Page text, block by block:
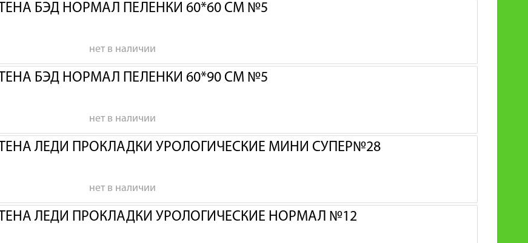
ТЕНА БЭД НОРМАЛ ПЕЛЕНКИ 60*60 СМ №5
нет в наличии
ТЕНА БЭД НОРМАЛ ПЕЛЕНКИ 60*90 СМ №5
нет в наличии
ТЕНА ЛЕДИ ПРОКЛАДКИ УРОЛОГИЧЕСКИЕ МИНИ СУПЕР№28
нет в наличии
ТЕНА ЛЕДИ ПРОКЛАДКИ УРОЛОГИЧЕСКИЕ НОРМАЛ №12